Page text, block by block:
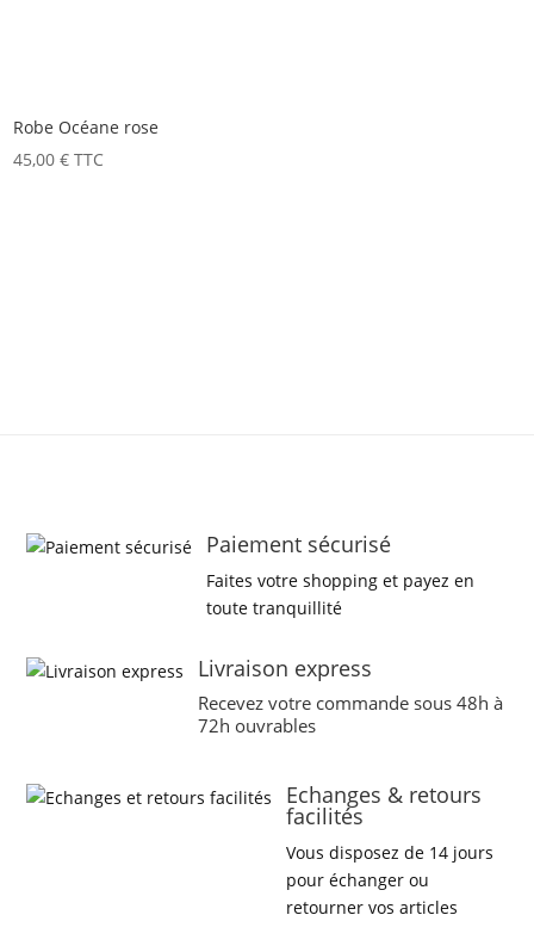
Robe Océane rose
45,00€ TTC
Paiement sécurisé
Faites votre shopping et payez en
toute tranquillité
Livraison express
Recevez votre commande sous 48h à
72h ouvrables
Echanges & retours
facilités
Vous disposez de 14 jours
pour échanger ou
retourner vos articles